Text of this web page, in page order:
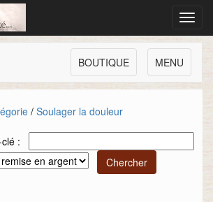
MENU
BOUTIQUE
/ Soulager la douleur
clé :